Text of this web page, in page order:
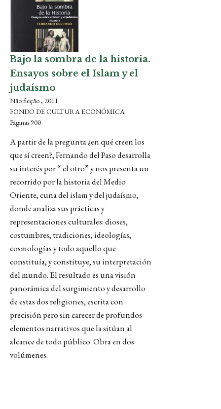
Bajo la sombra de la historia.
Ensayos sobre el Islam y el
judaísmo
Não ficção , 2011
FONDO DE CULTURA ECONÓMICA
Páginas 900
A partir de la pregunta ¿en qué creen los
que sí creen?, Fernando del Paso desarrolla
su interés por “ el otro” y nos presenta un
recorrido por la historia del Medio
Oriente, cuna del islam y del judaísmo,
donde analiza sus prácticas y
representaciones culturales: dioses,
costumbres, tradiciones, ideologías,
cosmologías y todo aquello que
constituía, y constituye, su interpretación
del mundo. El resultado es una visión
panorámica del surgimiento y desarrollo
de estas dos religiones, escrita con
precisión pero sin carecer de profundos
elementos narrativos que la sitúan al
alcance de todo público. Obra en dos
volúmenes.